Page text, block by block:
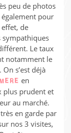
peu de photos
pour
effet, de
sympathiques
Le taux
notamment le
s’est déjà
en
plus prudent et
au marché.
en garde par
nos 3 visites,